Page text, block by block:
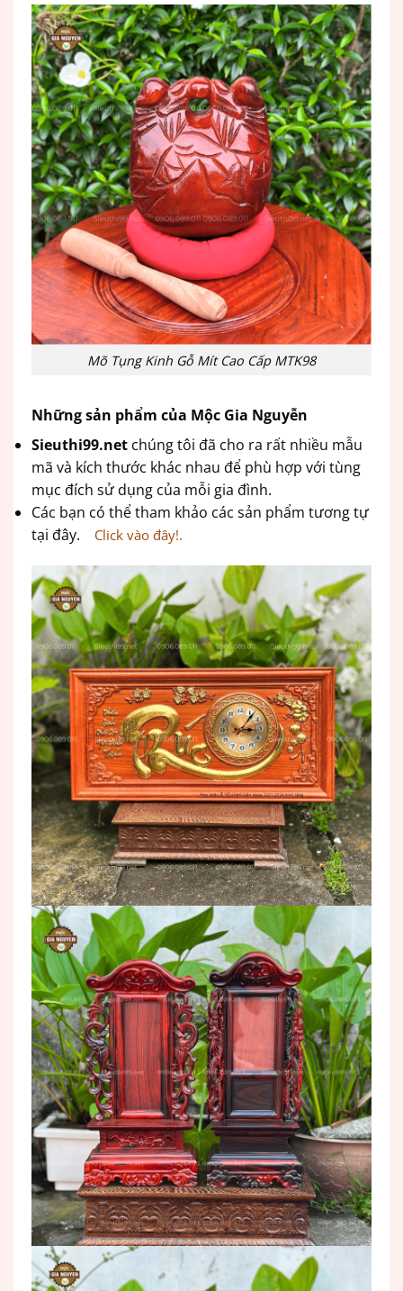
Mõ Tụng Kinh Gỗ Mít Cao Cấp MTK98
Những sản phẩm của Mộc Gia Nguyễn
Sieuthi99.net chúng tôi đã cho ra rất nhiều mẫu
mã và kích thước khác nhau để phù hợp với tùng
mục đích sử dụng của mỗi gia đình.
Các bạn có thể tham khảo các sản phẩm tương tự
tại đây.
Click vào đây!.